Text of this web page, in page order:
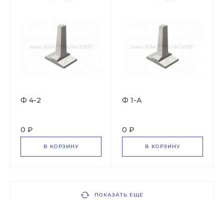
Ф 4-2
0 ₽
В КОРЗИНУ
Ф 1-А
0 ₽
В КОРЗИНУ
ПОКАЗАТЬ ЕЩЕ